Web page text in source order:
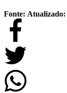
Fonte: Atualizado: